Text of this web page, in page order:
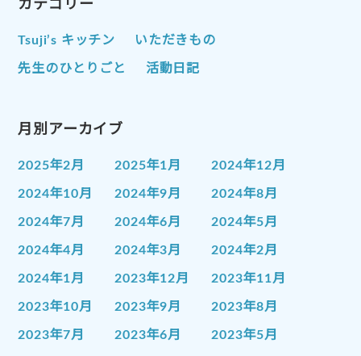
カテゴリー
Tsuji’s キッチン いただきもの
先生のひとりごと 活動日記
月別アーカイブ
2025年2月 2025年1月 2024年12月
2024年10月 2024年9月 2024年8月
2024年7月 2024年6月 2024年5月
2024年4月 2024年3月 2024年2月
2024年1月 2023年12月 2023年11月
2023年10月 2023年9月 2023年8月
2023年7月 2023年6月 2023年5月